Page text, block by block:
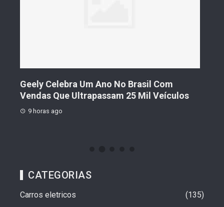
Geely Celebra Um Ano No Brasil Com
Vendas Que Ultrapassam 25 Mil Veículos
9 horas ago
CATEGORIAS
Carros eletricos
135